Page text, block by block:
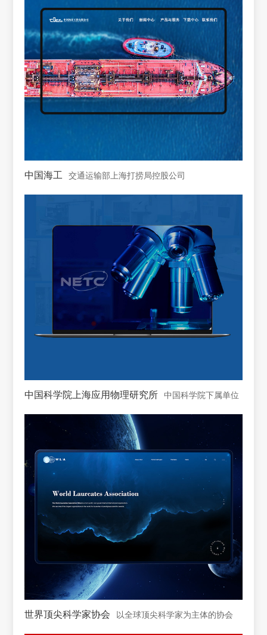
中国海工 交通运输部上海打捞局控股公司
中国科学院上海应用物理研究所 中国科学院下属单位
世界顶尖科学家协会 以全球顶尖科学家为主体的协会